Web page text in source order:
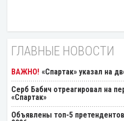
ГЛАВНЫЕ НОВОСТИ
«Спартак» указал на
Серб Бабич отреагировал на
«Спартак»
Объявлены топ-5